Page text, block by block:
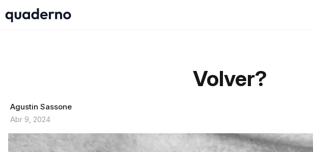
Volver?
Agustin Sassone
Abr 9, 2024